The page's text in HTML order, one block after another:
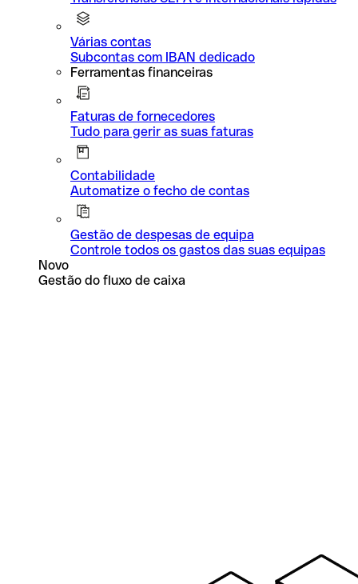
Várias contas
Subcontas com IBAN dedicado
Ferramentas financeiras
Faturas de fornecedores
Tudo para gerir as suas faturas
Contabilidade
Automatize o fecho de contas
Gestão de despesas de equipa
Controle todos os gastos das suas equipas
Novo
Gestão do fluxo de caixa